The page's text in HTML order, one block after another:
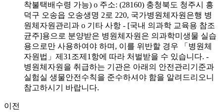
착불택배수령 가능) o 주소: (28160) 충청북도 청주시 흥
덕구 오송읍 오송생명 2로 220, 국가병원체자원은행 병
원체자원관리과 o 기타 사항 - [국내 의과학 교육용 참조
균주]용으로 분양받은 병원체자원은 의과학미생물 실습
용으로만 사용하여야 하며, 이를 위반할 경우 「병원체
자원법」제31조제1항에 따라 처벌받을 수 있습니다. -
병원체자원을 취급하는 기관은 아래의 안전관리기준과
실험실 생물안전수칙을 준수하셔야 함을 알려드리오니
참고하시기 바랍니다.
이전